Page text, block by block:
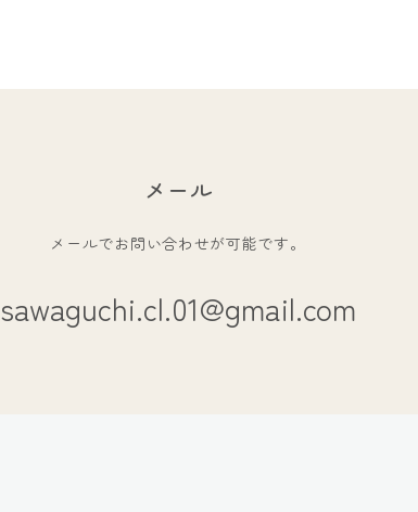
メール
メールでお問い合わせが可能です。
sawaguchi.cl.01@gmail.com